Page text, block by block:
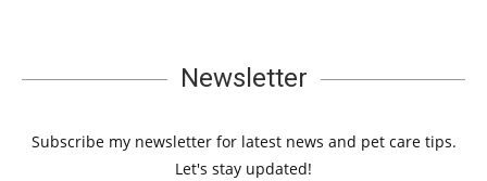
Newsletter
Subscribe my newsletter for latest news and pet care tips.
Let's stay updated!